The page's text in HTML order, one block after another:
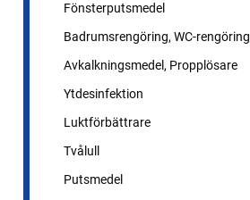
Fönsterputsmedel
Badrumsrengöring, WC-rengöring
Avkalkningsmedel, Propplösare
Ytdesinfektion
Luktförbättrare
Tvålull
Putsmedel